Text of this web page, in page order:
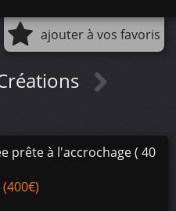
ajouter à vos favoris
prête à l'accrochage ( 40